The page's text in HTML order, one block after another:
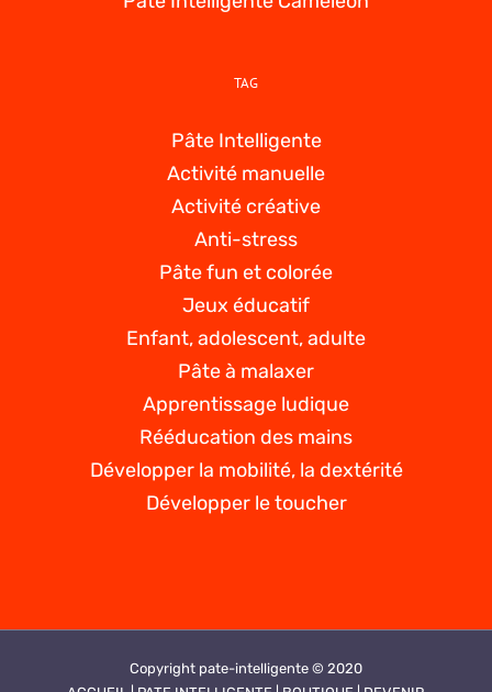
TAG
Pâte Intelligente
Activité manuelle
Activité créative
Anti-stress
Pâte fun et colorée
Jeux éducatif
Enfant, adolescent, adulte
Pâte à malaxer
Apprentissage ludique
Rééducation des mains
Développer la mobilité, la dextérité
Développer le toucher
Copyright pate-intelligente © 2020